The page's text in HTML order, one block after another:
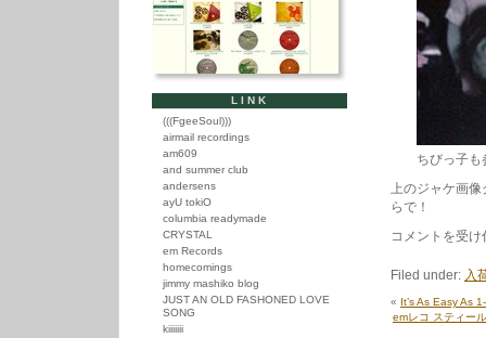
ちびっ子も参
上のジャケ画像
らで！
em
ス
ー
コメントを受
Filed under: 入
« It’s As Easy As
emレコ スティー
LINK
(((FgeeSoul)))
airmail recordings
am609
and summer club
andersens
ayU tokiO
columbia readymade
CRYSTAL
em Records
homecomings
jimmy mashiko blog
JUST AN OLD FASHONED LOVE
SONG
kiiiiiii